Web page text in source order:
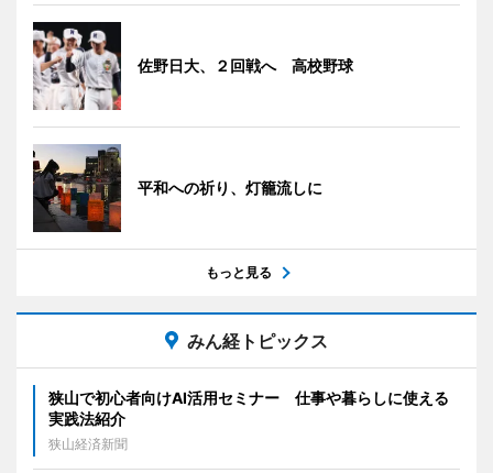
佐野日大、２回戦へ 高校野球
平和への祈り、灯籠流しに
もっと見る
みん経トピックス
狭山で初心者向けAI活用セミナー 仕事や暮らしに使える
実践法紹介
狭山経済新聞